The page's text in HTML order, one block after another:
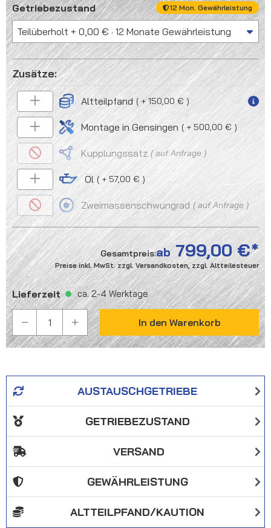
Gesamtpreis:ab 799,00 €
Preise inkl. MwSt. zzgl. Versandkosten, zzgl. Altteilesteuer
Lieferzeit ca. 2-4 Werktage
Getriebezustandauswählen 12 Mon. Gewährleistung
Altteilpfand + 150,00 €
Montage in Gensingen + 500,00 €
Kupplungssatz auf Anfrage
Öl + 57,00 €
Zweimassenschwungrad auf Anfrage
PRODUKT ANZAHL: GIB DEN GEWÜNSCHTEN
In den Warenkorb
AUSTAUSCHGETRIEBE
GETRIEBEZUSTAND
VERSAND
GEWÄHRLEISTUNG
ALTTEILPFAND/KAUTION